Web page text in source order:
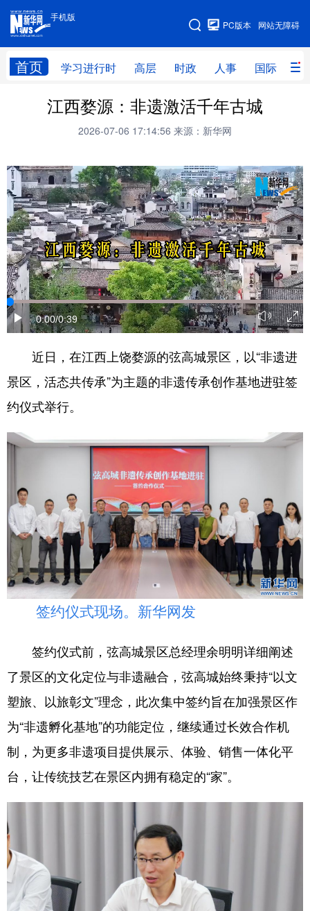
手机版
网站无障碍
PC版本
首页 学习进行时 高层 时政 人事 国际 财
手机版
网站地图
学习进行时 高层 时政 人事
财经 网评
台湾 思客智库 全球连线 教育
科技 科创 量子 体育
文化 书画 健康 军事
访谈 视频 图片 政务
法律 中央文件 金融 汽车
食品 人居 信息化 数字经济
学术中国 乡村振兴 银龄 溯源中国
城市 旅游 能源 会展
地方频道
北京 天津 河北 山西
辽宁 吉林 上海 江苏
浙江 安徽 福建 江西
广东 广西 海南 重庆
四川 贵州 云南 西藏
陕西 宁夏
Español Français
日本語
Deutsch Português
江西婺源：非遗激活千年古城
2026-07-06 17:14:56 来源：新华网
0:00/0:39
近日，在江西上饶婺源的弦高城景区，以“非遗进
景区，活态共传承”为主题的非遗传承创作基地进驻签
约仪式举行。
签约仪式现场。新华网发
签约仪式前，弦高城景区总经理余明明详细阐述
了景区的文化定位与非遗融合，弦高城始终秉持“以文
塑旅、以旅彰文”理念，此次集中签约旨在加强景区作
为“非遗孵化基地”的功能定位，继续通过长效合作机
制，为更多非遗项目提供展示、体验、销售一体化平
台，让传统技艺在景区内拥有稳定的“家”。